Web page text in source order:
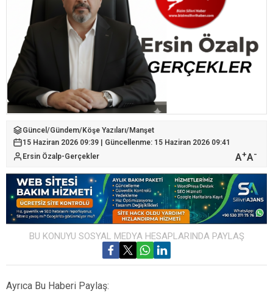
Güncel /Gündem/Köşe Yazıları/Manşet
15 Haziran 2026 09:39 | Güncellenme: 15 Haziran 2026 09:41
Ersin Özalp-Gerçekler
A+A-
BU KONUYU SOSYAL MEDYA HESAPLARINDA PAYLAŞ
Ayrıca Bu Haberi Paylaş: